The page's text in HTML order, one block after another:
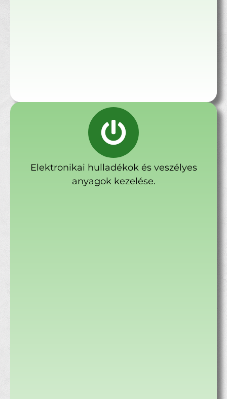
Elektronikai hulladékok és veszélyes
anyagok kezelése.